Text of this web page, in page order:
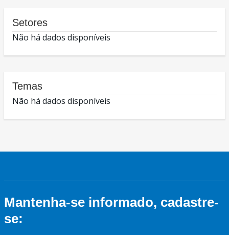
Setores
Não há dados disponíveis
Temas
Não há dados disponíveis
Mantenha-se informado, cadastre-
se: